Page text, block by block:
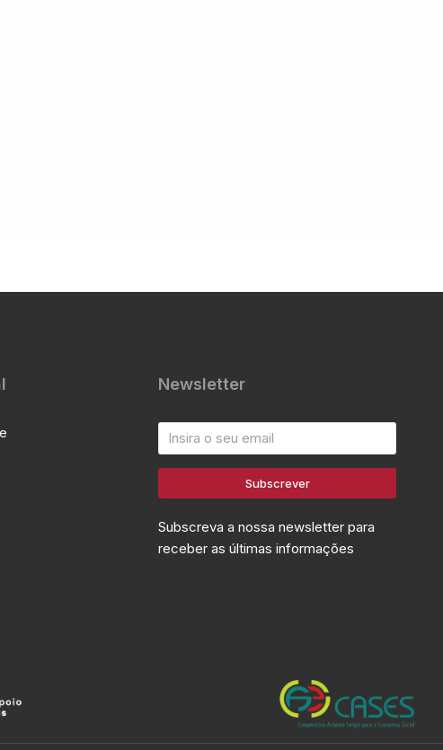
Newsletter
Subscrever
Subscreva a nossa newsletter para
receber as últimas informações